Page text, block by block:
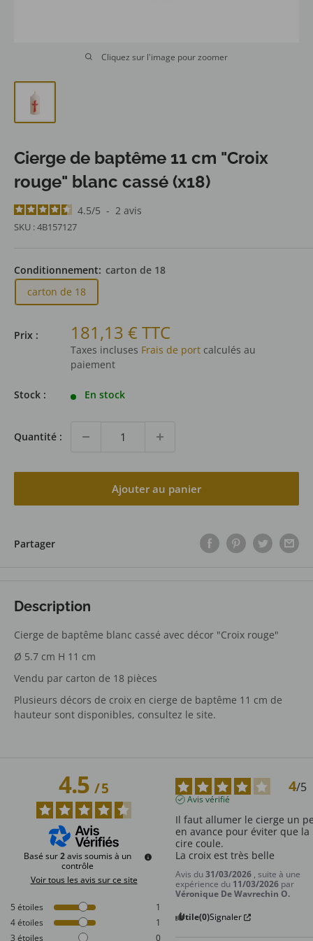
Cliquez sur l'image pour zoomer
Cierge de baptême 11 cm "Croix
rouge" blanc cassé (x18)
4.5/5 - 2 avis
SKU :4B157127
Conditionnement: carton de 18
carton de 18
Prix : Prix
réduit
181,13 € TTC
Taxes incluses Frais de port calculés au
paiement
Stock : En stock
Quantité :
Ajouter au panier
Partager
Description
Cierge de baptême blanc cassé avec décor "Croix rouge"
Ø 5.7 cm H 11 cm
Vendu par carton de 18 pièces
Plusieurs décors de croix en cierge de baptême 11 cm de
hauteur sont disponibles, consultez le site.
4.5/5
Basé sur2avis soumis à un
contrôle
Voir tous les avis sur ce site
5 étoiles
1
4étoiles
1
3 étoiles 0
4/5
Avis vérifié
Il faut allumer le cierge un
en avance pour éviter que la
cire coule.
La croix est très belle
Avis du31/03/2026 , suite à une
expérience du 11/03/2026 par
Véronique De Wavrechin O.
Utile(0)Signaler